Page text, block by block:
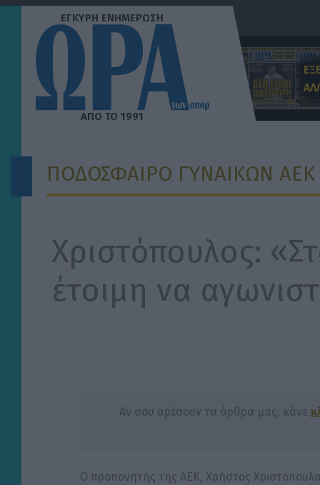
Μετάβαση
περιεχόμενο
ΠΟΔΟΣΦΑΙΡΟ ΓΥΝΑΙΚΩΝ ΑΕΚ
Χριστόπουλος:
έτοιμη να
Αν σου αρέσουν τα άρθρα μας, κάνε
Ο προπονητής της ΑΕΚ, Χρήστος